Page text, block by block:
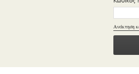
Ανάκτηση